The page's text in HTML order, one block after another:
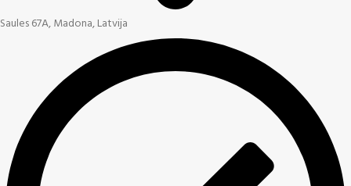
Saules 67A, Madona, Latvija